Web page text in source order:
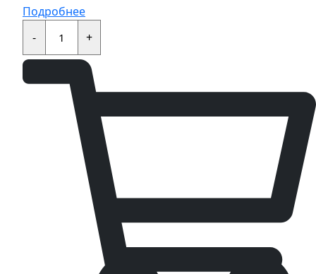
Подробнее
-
Сальник
22x29x4+